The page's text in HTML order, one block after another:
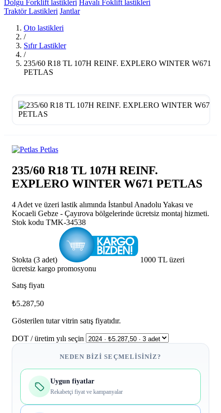
Dolgu Forklift lastikleri Havalı Foklift lastikleri
Traktör Lastikleri Jantlar
Oto lastikleri
/
Sıfır Lastikler
/
235/60 R18 TL 107H REINF. EXPLERO WINTER W671
PETLAS
Petlas
235/60 R18 TL 107H REINF.
EXPLERO WINTER W671 PETLAS
4 Adet ve üzeri lastik alımında İstanbul Anadolu Yakası ve
Kocaeli Gebze - Çayırova bölgelerinde ücretsiz montaj hizmeti.
Stok kodu TMK-34538
Stokta (3 adet)
1000 TL üzeri
ücretsiz kargo promosyonu
Satış fiyatı
₺5.287,50
Gösterilen tutar vitrin satış fiyatıdır.
DOT / üretim yılı seçin
NEDEN BIZI SEÇMELISINIZ?
Uygun fiyatlar
Rekabetçi fiyat ve kampanyalar